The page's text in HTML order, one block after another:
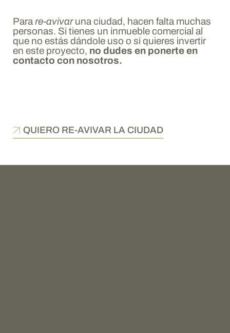
Parare-avivaruna ciudad, hacen falta muchas
personas. Si tienes un inmueble comercial al
que no estás dándole uso o si quieres invertir
en este proyecto, no dudes en ponerte en
contacto con nosotros.
QUIERO RE-AVIVAR LA CIUDAD